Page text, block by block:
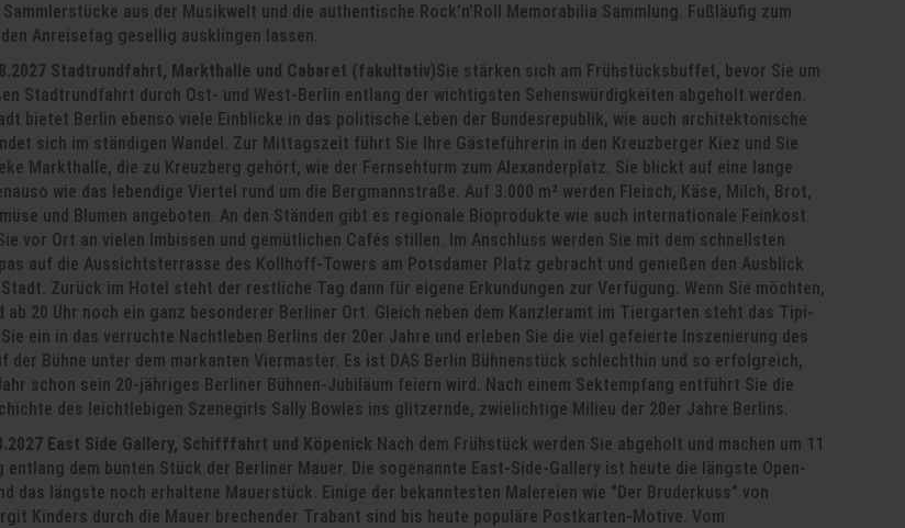
aus der Musikwelt und die authentische Rock’n’Roll Memorabilia Sammlung. Fußläufig zum
Anreisetag gesellig ausklingen lassen.
Stadtrundfahrt, Markthalle und Cabaret (fakultativ)Sie stärken sich am Frühstücksbuffet, bevor Sie um
Stadtrundfahrt durch Ost- und West-Berlin entlang der wichtigsten Sehenswürdigkeiten abgeholt werden.
bietet Berlin ebenso viele Einblicke in das politische Leben der Bundesrepublik, wie auch architektonische
sich im ständigen Wandel. Zur Mittagszeit führt Sie Ihre Gästeführerin in den Kreuzberger Kiez und Sie
Markthalle, die zu Kreuzberg gehört, wie der Fernsehturm zum Alexanderplatz. Sie blickt auf eine lange
wie das lebendige Viertel rund um die Bergmannstraße. Auf 3.000 m² werden Fleisch, Käse, Milch, Brot,
und Blumen angeboten. An den Ständen gibt es regionale Bioprodukte wie auch internationale Feinkost.
vor Ort an vielen Imbissen und gemütlichen Cafés stillen. Im Anschluss werden Sie mit dem schnellsten
auf die Aussichtsterrasse des Kollhoff-Towers am Potsdamer Platz gebracht und genießen den Ausblick
Zurück im Hotel steht der restliche Tag dann für eigene Erkundungen zur Verfügung. Wenn Sie möchten,
ab 20 Uhr noch ein ganz besonderer Berliner Ort. Gleich neben dem Kanzleramt im Tiergarten steht das Tipi-
ein in das verruchte Nachtleben Berlins der 20er Jahre und erleben Sie die viel gefeierte Inszenierung des
der Bühne unter dem markanten Viermaster. Es ist DAS Berlin Bühnenstück schlechthin und so erfolgreich,
schon sein 20-jähriges Berliner Bühnen-Jubiläum feiern wird. Nach einem Sektempfang entführt Sie die
des leichtlebigen Szenegirls Sally Bowles ins glitzernde, zwielichtige Milieu der 20er Jahre Berlins.
East Side Gallery, Schifffahrt und Köpenick Nach dem Frühstück werden Sie abgeholt und machen um 11
entlang dem bunten Stück der Berliner Mauer. Die sogenannte East-Side-Gallery ist heute die längste Open-
das längste noch erhaltene Mauerstück. Einige der bekanntesten Malereien wie "Der Bruderkuss" von
Kinders durch die Mauer brechender Trabant sind bis heute populäre Postkarten-Motive. Vom